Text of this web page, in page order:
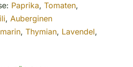
Paprika, Tomaten,
, Auberginen
, Thymian, Lavendel,